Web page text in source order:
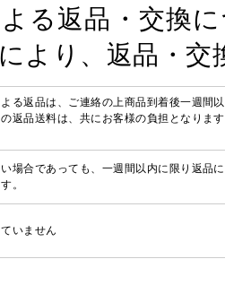
る返品・交換
より、返品・
る返品は、ご連絡の上商品到着後一週間
返品送料は、共にお客様の負担となりま
場合であっても、一週間以内に限り返品
。
いません